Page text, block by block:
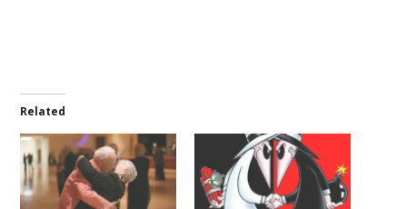
Related